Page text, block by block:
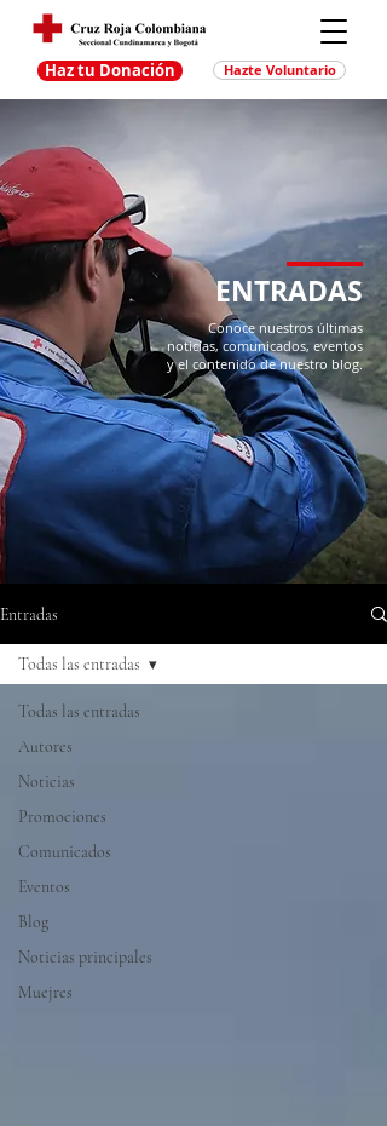
Haz tu Donación Hazte Voluntario
ENTRADAS
Conoce nuestros últimas
noticias, comunicados, eventos
y el contenido de nuestro blog.
Entradas
Todas las entradas
Autores
Noticias
Promociones
Comunicados
Eventos
Blog
Noticias principales
Muejres
Todas las entradas